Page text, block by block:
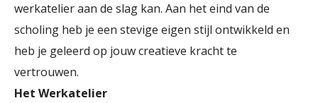
werkatelier aan de slag kan. Aan het eind van de
scholing heb je een stevige eigen stijl ontwikkeld en
heb je geleerd op jouw creatieve kracht te
vertrouwen.
Het Werkatelier